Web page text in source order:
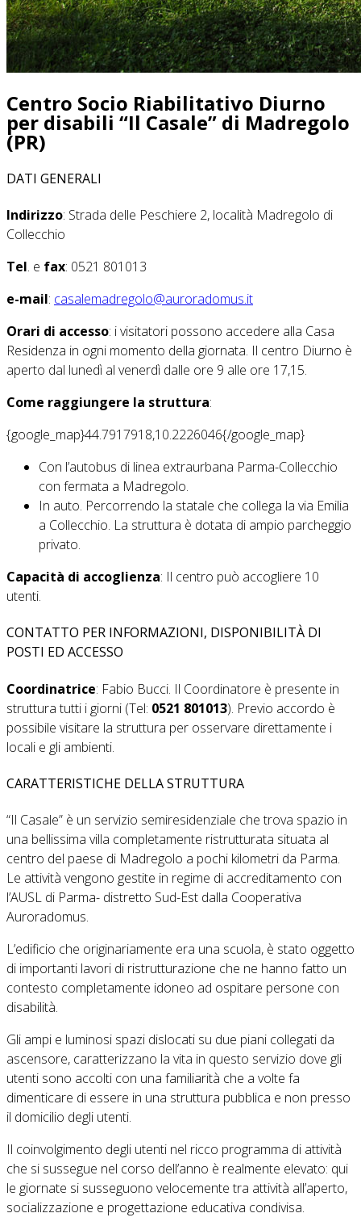
Centro Socio Riabilitativo Diurno
per disabili “Il Casale” di Madregolo
(PR)
DATI GENERALI
Indirizzo: Strada delle Peschiere 2, località Madregolo di
Collecchio
Tel. e fax: 0521 801013
e-mail: casalemadregolo@auroradomus.it
Orari di accesso: i visitatori possono accedere alla Casa
Residenza in ogni momento della giornata. Il centro Diurno è
aperto dal lunedì al venerdì dalle ore 9 alle ore 17,15.
Come raggiungere la struttura:
{google_map}44.7917918,10.2226046{/google_map}
Con l’autobus di linea extraurbana Parma-Collecchio
con fermata a Madregolo.
In auto. Percorrendo la statale che collega la via Emilia
a Collecchio. La struttura è dotata di ampio parcheggio
privato.
Capacità di accoglienza: Il centro può accogliere 10
utenti.
CONTATTO PER INFORMAZIONI, DISPONIBILITÀ DI
POSTI ED ACCESSO
Coordinatrice: Fabio Bucci. Il Coordinatore è presente in
struttura tutti i giorni (Tel: 0521 801013). Previo accordo è
possibile visitare la struttura per osservare direttamente i
locali e gli ambienti.
CARATTERISTICHE DELLA STRUTTURA
“Il Casale” è un servizio semiresidenziale che trova spazio in
una bellissima villa completamente ristrutturata situata al
centro del paese di Madregolo a pochi kilometri da Parma.
Le attività vengono gestite in regime di accreditamento con
l’AUSL di Parma- distretto Sud-Est dalla Cooperativa
Auroradomus.
L’edificio che originariamente era una scuola, è stato oggetto
di importanti lavori di ristrutturazione che ne hanno fatto un
contesto completamente idoneo ad ospitare persone con
disabilità.
Gli ampi e luminosi spazi dislocati su due piani collegati da
ascensore, caratterizzano la vita in questo servizio dove gli
utenti sono accolti con una familiarità che a volte fa
dimenticare di essere in una struttura pubblica e non presso
il domicilio degli utenti.
Il coinvolgimento degli utenti nel ricco programma di attività
che si sussegue nel corso dell’anno è realmente elevato: qui
le giornate si susseguono velocemente tra attività all’aperto,
socializzazione e progettazione educativa condivisa.